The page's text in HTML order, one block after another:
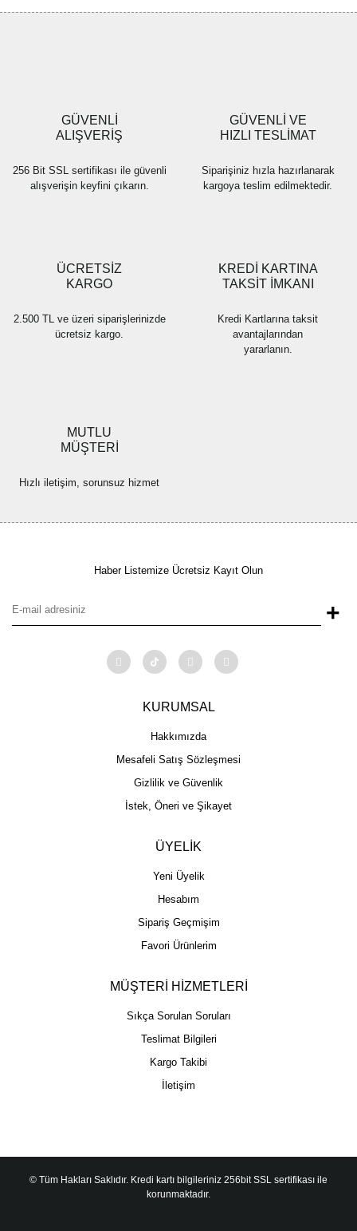
Ürün fiyatı diğer sitelerden daha pahalı.
Bu ürüne benzer farklı alternatifler olmalı.
GÜVENLİ
ALIŞVERİŞ
256 Bit SSL sertifikası ile güvenli
alışverişin keyfini çıkarın.
GÜVENLİ VE
HIZLI TESLİMAT
Siparişiniz hızla hazırlanarak
kargoya teslim edilmektedir.
ÜCRETSİZ
KARGO
2.500 TL ve üzeri siparişlerinizde
ücretsiz kargo.
KREDİ KARTINA
TAKSİT İMKANI
Kredi Kartlarına taksit
avantajlarından
yararlanın.
MUTLU
MÜŞTERİ
Hızlı iletişim, sorunsuz hizmet
Haber Listemize Ücretsiz Kayıt Olun
+
KURUMSAL
Hakkımızda
Mesafeli Satış Sözleşmesi
Gizlilik ve Güvenlik
İstek, Öneri ve Şikayet
ÜYELİK
Yeni Üyelik
Hesabım
Sipariş Geçmişim
Favori Ürünlerim
MÜŞTERİ HİZMETLERİ
Sıkça Sorulan Soruları
Teslimat Bilgileri
Kargo Takibi
İletişim
© Tüm Hakları Saklıdır. Kredi kartı bilgileriniz 256bit SSL sertifikası ile
korunmaktadır.